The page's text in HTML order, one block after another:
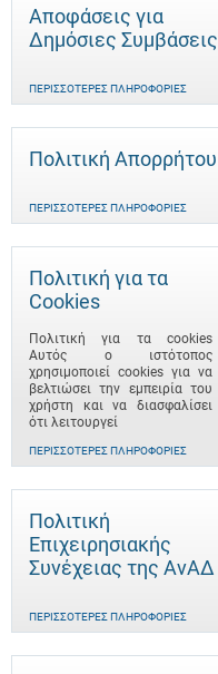
Αποφάσεις για
Δημόσιες Συμβάσεις
ΠΕΡΙΣΣΌΤΕΡΕΣ ΠΛΗΡΟΦΟΡΊΕΣ
Πολιτική Απορρήτου
ΠΕΡΙΣΣΌΤΕΡΕΣ ΠΛΗΡΟΦΟΡΊΕΣ
Πολιτική για τα
Cookies
Πολιτική για τα cookies
Αυτός ο ιστότοπος
χρησιμοποιεί cookies για να
βελτιώσει την εμπειρία του
χρήστη και να διασφαλίσει
ότι λειτουργεί
ΠΕΡΙΣΣΌΤΕΡΕΣ ΠΛΗΡΟΦΟΡΊΕΣ
Πολιτική
Επιχειρησιακής
Συνέχειας της ΑνΑΔ
ΠΕΡΙΣΣΌΤΕΡΕΣ ΠΛΗΡΟΦΟΡΊΕΣ